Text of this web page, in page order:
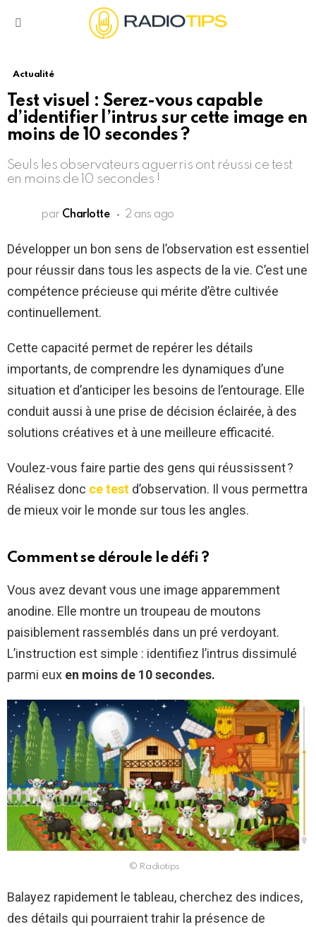
Actualité
Test visuel : Serez-vous capable
d’identifier l’intrus sur cette image en
moins de 10 secondes ?
Seuls les observateurs aguerris ont réussi ce test
en moins de 10 secondes !
par Charlotte 2 ans ago
Développer un bon sens de l’observation est essentiel
pour réussir dans tous les aspects de la vie. C’est une
compétence précieuse qui mérite d’être cultivée
continuellement.
Cette capacité permet de repérer les détails
importants, de comprendre les dynamiques d’une
situation et d’anticiper les besoins de l’entourage. Elle
conduit aussi à une prise de décision éclairée, à des
solutions créatives et à une meilleure efficacité.
Voulez-vous faire partie des gens qui réussissent ?
Réalisez donc ce test d’observation. Il vous permettra
de mieux voir le monde sur tous les angles.
Comment se déroule le défi ?
Vous avez devant vous une image apparemment
anodine. Elle montre un troupeau de moutons
paisiblement rassemblés dans un pré verdoyant.
L’instruction est simple : identifiez l’intrus dissimulé
parmi eux en moins de 10 secondes.
© Radiotips
Balayez rapidement le tableau, cherchez des indices,
des détails qui pourraient trahir la présence de